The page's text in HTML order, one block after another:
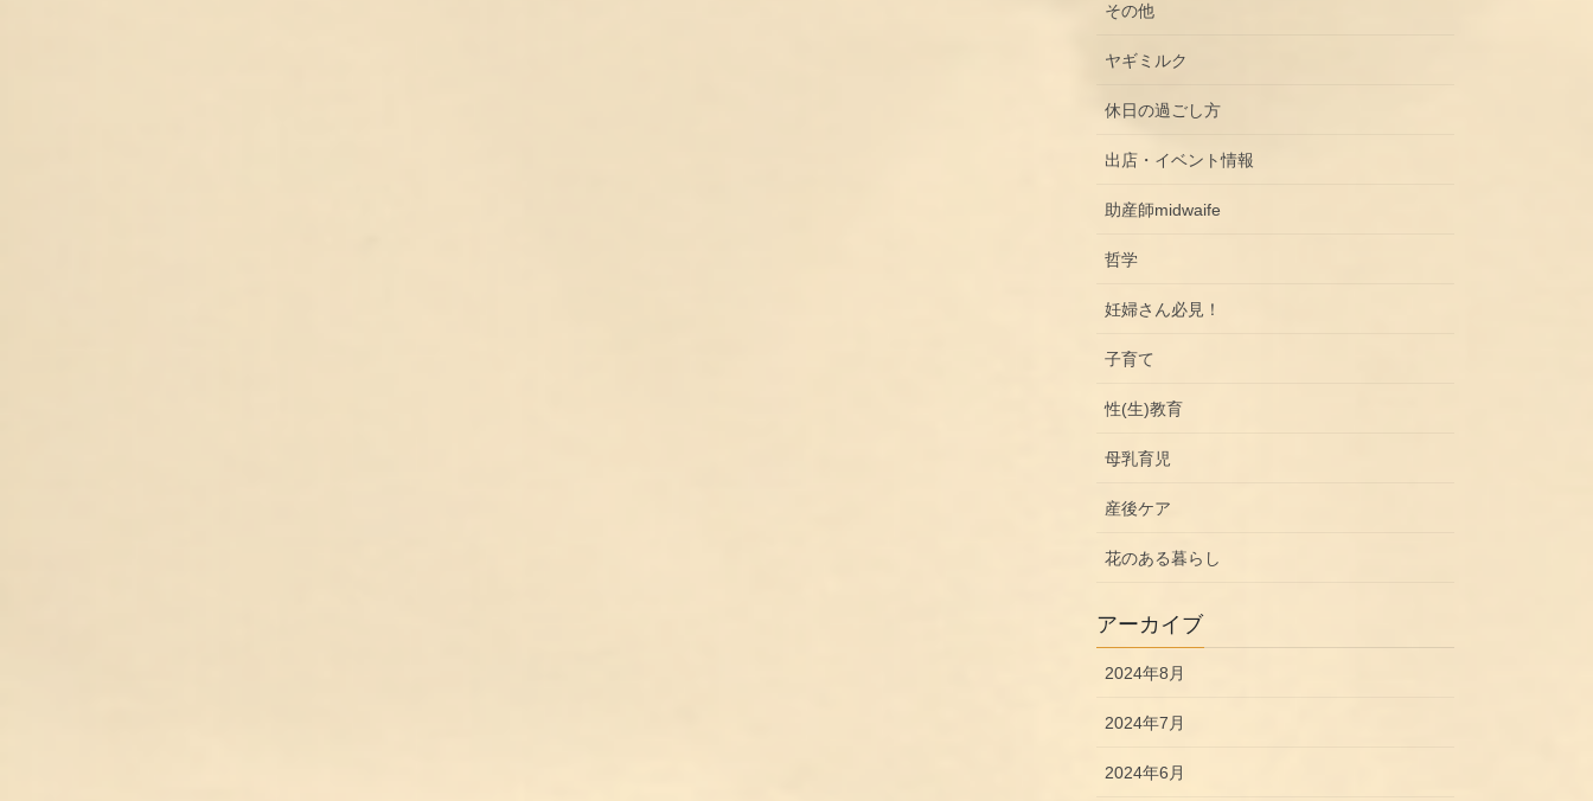
その他
ヤギミルク
休日の過ごし方
出店・イベント情報
助産師midwaife
哲学
妊婦さん必見！
子育て
性(生)教育
母乳育児
産後ケア
花のある暮らし
アーカイブ
2024年8月
2024年7月
2024年6月